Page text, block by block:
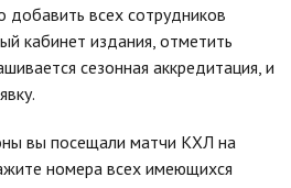
добавить всех сотрудников
кабинет издания, отметить
сезонная аккредитация, и
вы посещали матчи КХЛ на
номера всех имеющихся